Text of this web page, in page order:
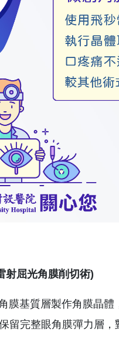
射屈光角膜削切術)
基質層製作角膜晶體
留完整眼角膜彈力層